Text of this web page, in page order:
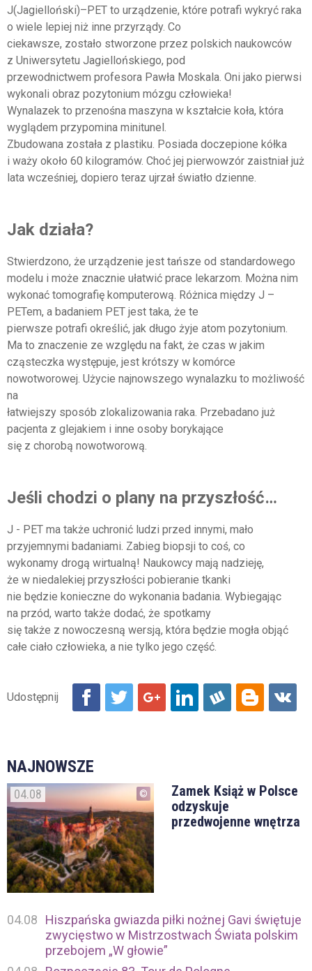
J(Jagielloński)–PET to urządzenie, które potrafi wykryć raka
o wiele lepiej niż inne przyrządy. Co
ciekawsze, zostało stworzone przez polskich naukowców
z Uniwersytetu Jagiellońskiego, pod
przewodnictwem profesora Pawła Moskala. Oni jako pierwsi
wykonali obraz pozytonium mózgu człowieka!
Wynalazek to przenośna maszyna w kształcie koła, która
wyglądem przypomina minitunel.
Zbudowana została z plastiku. Posiada doczepione kółka
i waży około 60 kilogramów. Choć jej pierwowzór zaistniał już
lata wcześniej, dopiero teraz ujrzał światło dzienne.
Jak działa?
Stwierdzono, że urządzenie jest tańsze od standardowego
modelu i może znacznie ułatwić prace lekarzom. Można nim
wykonać tomografię komputerową. Różnica między J –
PETem, a badaniem PET jest taka, że te
pierwsze potrafi określić, jak długo żyje atom pozytonium.
Ma to znaczenie ze względu na fakt, że czas w jakim
cząsteczka występuje, jest krótszy w komórce
nowotworowej. Użycie najnowszego wynalazku to możliwość
na
łatwiejszy sposób zlokalizowania raka. Przebadano już
pacjenta z glejakiem i inne osoby borykające
się z chorobą nowotworową.
Jeśli chodzi o plany na przyszłość…
J - PET ma także uchronić ludzi przed innymi, mało
przyjemnymi badaniami. Zabieg biopsji to coś, co
wykonamy drogą wirtualną! Naukowcy mają nadzieję,
że w niedalekiej przyszłości pobieranie tkanki
nie będzie konieczne do wykonania badania. Wybiegając
na przód, warto także dodać, że spotkamy
się także z nowoczesną wersją, która będzie mogła objąć
całe ciało człowieka, a nie tylko jego część.
NAJNOWSZE
04.08
Zamek Książ w Polsce
odzyskuje
przedwojenne wnętrza
04.08
Hiszpańska gwiazda piłki nożnej Gavi świętuje
zwycięstwo w Mistrzostwach Świata polskim
przebojem „W głowie”